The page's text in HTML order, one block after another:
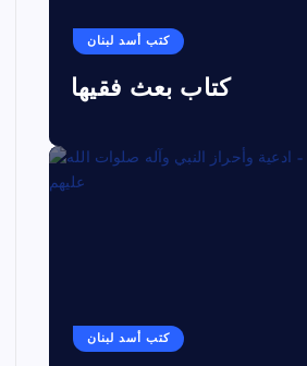
كتب أسد لبنان
كتاب بعث فقيها
كتب أسد لبنان